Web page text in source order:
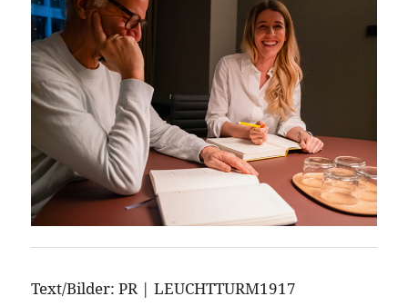
Text/Bilder: PR | LEUCHTTURM1917